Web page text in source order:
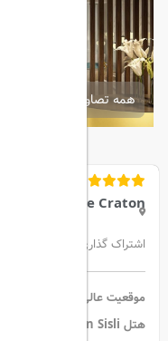
همه تصاویر
The Craton
اشتراک گذاری:
موقعیت عالی و امکانات رفاهی:
هتل The Craton Sisli